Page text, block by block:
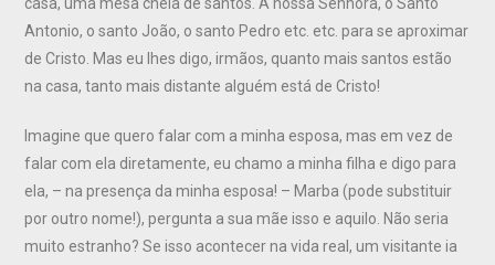
Antonio, o santo João, o santo Pedro etc. etc. para se aproximar
de Cristo. Mas eu lhes digo, irmãos, quanto mais santos estão
na casa, tanto mais distante alguém está de Cristo!
Imagine que quero falar com a minha esposa, mas em vez de
falar com ela diretamente, eu chamo a minha filha e digo para
ela, – na presença da minha esposa! – Marba (pode substituir
por outro nome!), pergunta a sua mãe isso e aquilo. Não seria
muito estranho? Se isso acontecer na vida real, um visitante ia